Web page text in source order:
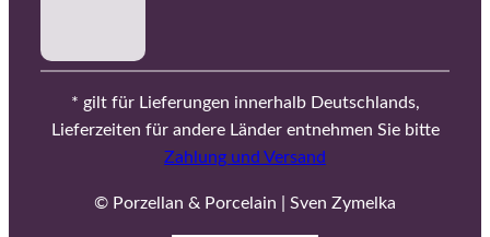
* gilt für Lieferungen innerhalb Deutschlands,
Lieferzeiten für andere Länder entnehmen Sie bitte
Zahlung und Versand
© Porzellan & Porcelain | Sven Zymelka